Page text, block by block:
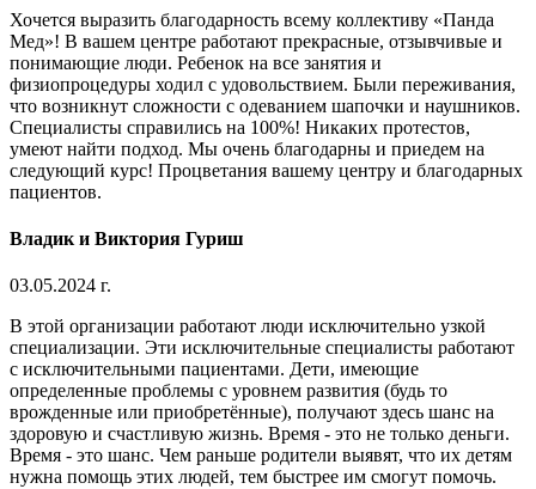
Хочется выразить благодарность всему коллективу «Панда
Мед»! В вашем центре работают прекрасные, отзывчивые и
понимающие люди. Ребенок на все занятия и
физиопроцедуры ходил с удовольствием. Были переживания,
что возникнут сложности с одеванием шапочки и наушников.
Специалисты справились на 100%! Никаких протестов,
умеют найти подход. Мы очень благодарны и приедем на
следующий курс! Процветания вашему центру и благодарных
пациентов.
Владик и Виктория Гуриш
03.05.2024 г.
В этой организации работают люди исключительно узкой
специализации. Эти исключительные специалисты работают
с исключительными пациентами. Дети, имеющие
определенные проблемы с уровнем развития (будь то
врожденные или приобретённые), получают здесь шанс на
здоровую и счастливую жизнь. Время - это не только деньги.
Время - это шанс. Чем раньше родители выявят, что их детям
нужна помощь этих людей, тем быстрее им смогут помочь.